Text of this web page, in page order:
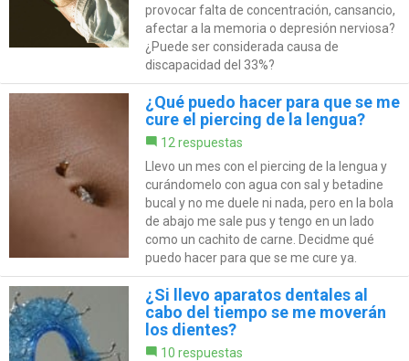
provocar falta de concentración, cansancio,
afectar a la memoria o depresión nerviosa?
¿Puede ser considerada causa de
discapacidad del 33%?
¿Qué puedo hacer para que se me
cure el piercing de la lengua?
12 respuestas
Llevo un mes con el piercing de la lengua y
curándomelo con agua con sal y betadine
bucal y no me duele ni nada, pero en la bola
de abajo me sale pus y tengo en un lado
como un cachito de carne. Decidme qué
puedo hacer para que se me cure ya.
¿Si llevo aparatos dentales al
cabo del tiempo se me moverán
los dientes?
10 respuestas